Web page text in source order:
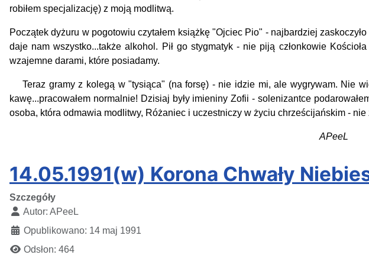
robiłem specjalizację) z moją modlitwą.
Początek dyżuru w pogotowiu czytałem książkę "Ojciec Pio" - najbardziej
daje nam wszystko...także alkohol. Pił go stygmatyk - nie piją członkowie
wzajemne darami, które posiadamy.
Teraz gramy z kolegą w "tysiąca" (na forsę) - nie idzie mi, ale wygrywam. Nie
kawę...pracowałem normalnie! Dzisiaj były imieniny Zofii - solenizantce
osoba, która odmawia modlitwy, Różaniec i uczestniczy w życiu chrześcijańskim - nie
APeeL
14.05.1991(w) Korona Chwały
Szczegóły
Autor: APeeL
Opublikowano: 14 maj 1991
Odsłon: 464